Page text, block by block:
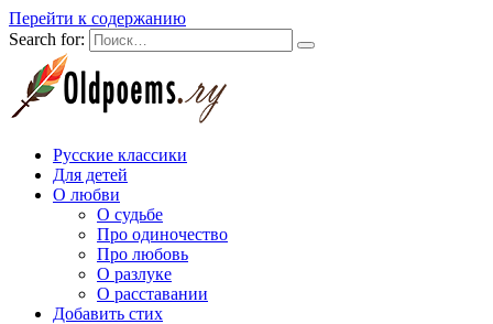
Перейти к содержанию
Search for:
Русские классики
Для детей
О любви
О судьбе
Про одиночество
Про любовь
О разлуке
О расставании
Добавить стих